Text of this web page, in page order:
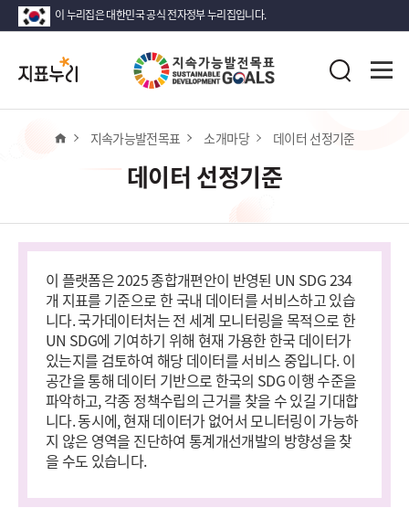
이 누리집은 대한민국 공식 전자정부 누리집입니다.
지
표
누
검
홈 지속가능발전목표 소개마당 데이터 선정기준
데이터 선정기준
이 플랫폼은 2025 종합개편안이 반영된 UN SDG 234
개 지표를 기준으로 한 국내 데이터를 서비스하고 있습
니다. 국가데이터처는 전 세계 모니터링을 목적으로 한
UN SDG에 기여하기 위해 현재 가용한 한국 데이터가
있는지를 검토하여 해당 데이터를 서비스 중입니다. 이
공간을 통해 데이터 기반으로 한국의 SDG 이행 수준을
파악하고, 각종 정책수립의 근거를 찾을 수 있길 기대합
니다. 동시에, 현재 데이터가 없어서 모니터링이 가능하
지 않은 영역을 진단하여 통계개선개발의 방향성을 찾
을 수도 있습니다.